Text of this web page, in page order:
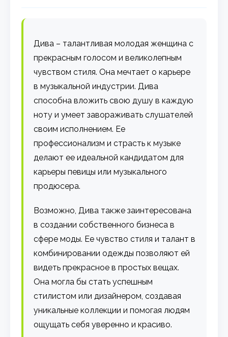
Дива – талантливая молодая женщина с
прекрасным голосом и великолепным
чувством стиля. Она мечтает о карьере
в музыкальной индустрии. Дива
способна вложить свою душу в каждую
ноту и умеет завораживать слушателей
своим исполнением. Ее
профессионализм и страсть к музыке
делают ее идеальной кандидатом для
карьеры певицы или музыкального
продюсера.
Возможно, Дива также заинтересована
в создании собственного бизнеса в
сфере моды. Ее чувство стиля и талант в
комбинировании одежды позволяют ей
видеть прекрасное в простых вещах.
Она могла бы стать успешным
стилистом или дизайнером, создавая
уникальные коллекции и помогая людям
ощущать себя уверенно и красиво.